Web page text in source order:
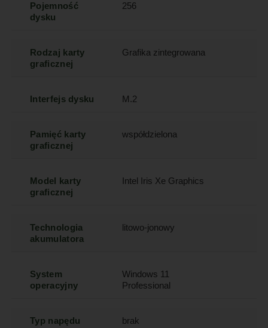
Pojemność
dysku
256
Rodzaj karty
graficznej
Grafika zintegrowana
Interfejs dysku M.2
Pamięć karty
graficznej
współdzielona
Model karty
graficznej
Intel Iris Xe Graphics
Technologia
akumulatora
litowo-jonowy
System
operacyjny
Windows 11
Professional
Typ napędu brak